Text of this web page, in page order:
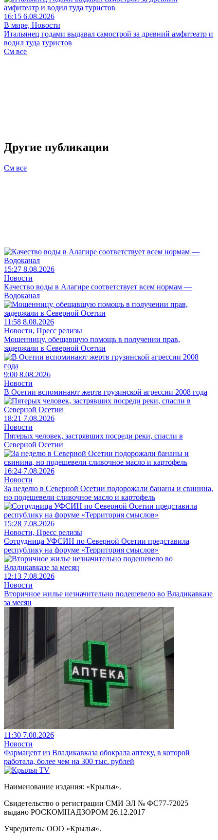
16:15 6.08.2026
В мире, Новости
Итальянец годами выдавал самострой за древний амфитеатр и
водил туда туристов
См все
Другие публикации
См все
15:27 8.08.2026
Новости
Качество воды в Алагире соответствует всем нормам —
Водоканал
11:58 8.08.2026
Новости, Пресс релизы
Мошенницу, обещавшую помощь в получении прав,
задержали в Северной Осетии
9:00 8.08.2026
Новости
В Осетии вспоминают жертв грузинской агрессии 2008 года
18:21 7.08.2026
Новости
Пятерых человек, застрявших посреди реки, спасли в
Северной Осетии
16:24 7.08.2026
Новости
За неделю в Северной Осетии подорожали бананы и свинина,
но подешевели сливочное масло и картофель
15:28 7.08.2026
Новости, Пресс релизы
Сотрудница УФСИН по Северной Осетии представила
республику на форуме «Территория смыслов»
12:13 7.08.2026
Новости
Вторичное жилье незначительно подешевело во Владикавказе
за месяц
11:30 7.08.2026
Новости
Фармацевт из Владикавказа обокрала аптеку, в которой
работала, более чем на 300 тыс. рублей
Наименование издания: «Крылья».
Свидетельство о регистрации СМИ ЭЛ № ФС77-72025
выдано РОСКОМНАДЗОРОМ 26.12.2017
Учредитель: ООО «Крылья».